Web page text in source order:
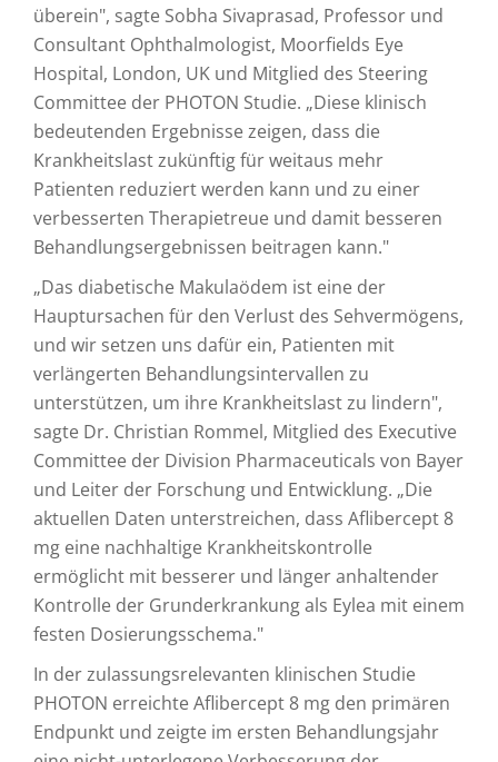
überein", sagte Sobha Sivaprasad, Professor und
Consultant Ophthalmologist, Moorfields Eye
Hospital, London, UK und Mitglied des Steering
Committee der PHOTON Studie. „Diese klinisch
bedeutenden Ergebnisse zeigen, dass die
Krankheitslast zukünftig für weitaus mehr
Patienten reduziert werden kann und zu einer
verbesserten Therapietreue und damit besseren
Behandlungsergebnissen beitragen kann."
„Das diabetische Makulaödem ist eine der
Hauptursachen für den Verlust des Sehvermögens,
und wir setzen uns dafür ein, Patienten mit
verlängerten Behandlungsintervallen zu
unterstützen, um ihre Krankheitslast zu lindern",
sagte Dr. Christian Rommel, Mitglied des Executive
Committee der Division Pharmaceuticals von Bayer
und Leiter der Forschung und Entwicklung. „Die
aktuellen Daten unterstreichen, dass Aflibercept 8
mg eine nachhaltige Krankheitskontrolle
ermöglicht mit besserer und länger anhaltender
Kontrolle der Grunderkrankung als Eylea mit einem
festen Dosierungsschema."
In der zulassungsrelevanten klinischen Studie
PHOTON erreichte Aflibercept 8 mg den primären
Endpunkt und zeigte im ersten Behandlungsjahr